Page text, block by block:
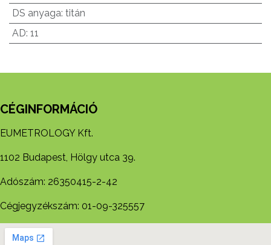
DS anyaga: titán
AD: 11
CÉGINFORMÁCIÓ
EUMETROLOGY Kft.
1102 Budapest, Hölgy utca 39.
Adószám: 26350415-2-42
Cégjegyzékszám: 01-09-325557